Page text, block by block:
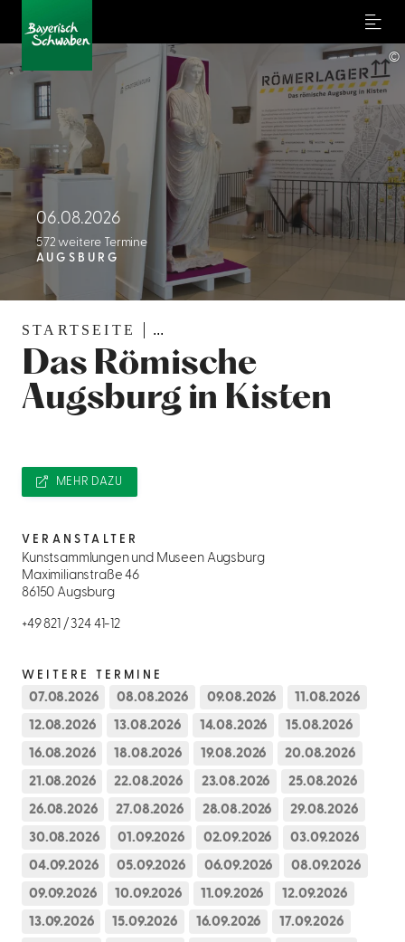
Menu
STARTSEITE ...
Das Römische
Augsburg in Kisten
06.08.2026
572 weitere Termine
AUGSBURG
©
MEHR DAZU
VERANSTALTER
Kunstsammlungen und Museen Augsburg
Maximilianstraße 46
86150 Augsburg
+49 821 / 324 41-12
WEITERE TERMINE
07.08.2026 08.08.2026 09.08.2026 11.08.2026
12.08.2026 13.08.2026 14.08.2026 15.08.2026
16.08.2026 18.08.2026 19.08.2026 20.08.2026
21.08.2026 22.08.2026 23.08.2026 25.08.2026
26.08.2026 27.08.2026 28.08.2026 29.08.2026
30.08.2026 01.09.2026 02.09.2026 03.09.2026
04.09.2026 05.09.2026 06.09.2026 08.09.2026
09.09.2026 10.09.2026 11.09.2026 12.09.2026
13.09.2026 15.09.2026 16.09.2026 17.09.2026